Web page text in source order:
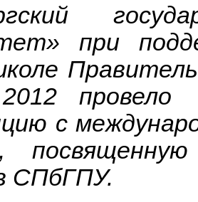
при
2012
с
СПбГПУ.